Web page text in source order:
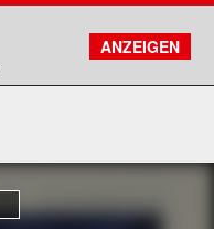
FILMSUCHE
KONTO
ANZEIGEN